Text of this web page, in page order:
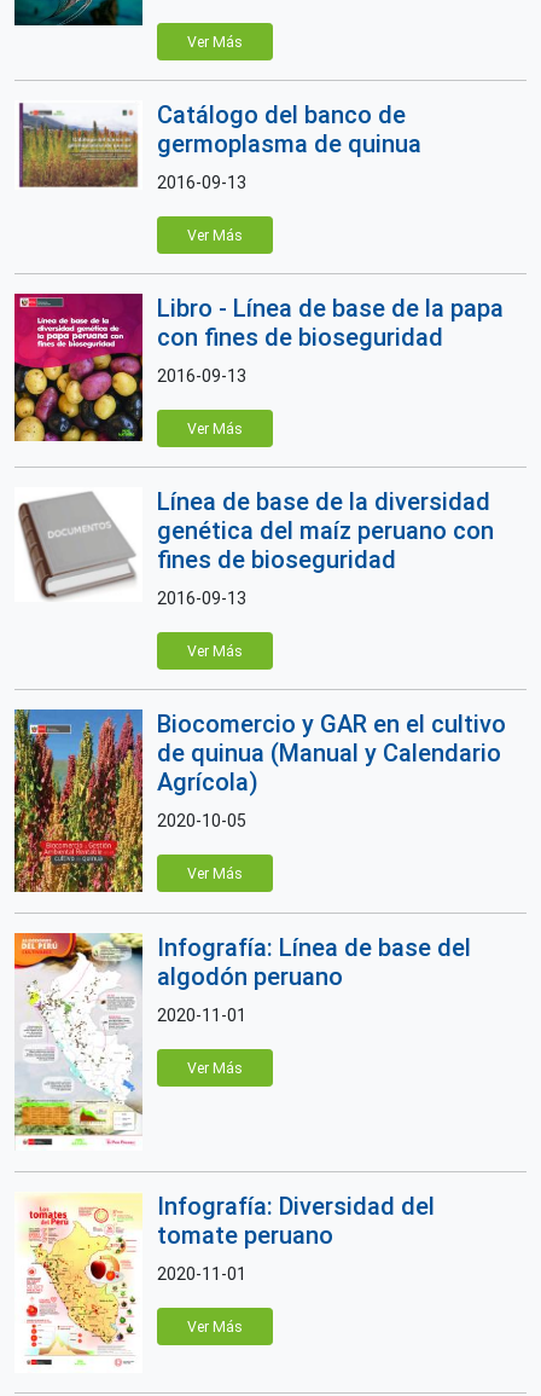
Ver Más
Catálogo del banco de
germoplasma de quinua
2016-09-13
Ver Más
Libro - Línea de base de la papa
con fines de bioseguridad
2016-09-13
Ver Más
Línea de base de la diversidad
genética del maíz peruano con
fines de bioseguridad
2016-09-13
Ver Más
Biocomercio y GAR en el cultivo
de quinua (Manual y Calendario
Agrícola)
2020-10-05
Ver Más
Infografía: Línea de base del
algodón peruano
2020-11-01
Ver Más
Infografía: Diversidad del
tomate peruano
2020-11-01
Ver Más